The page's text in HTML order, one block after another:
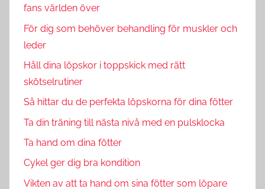
fans världen över
För dig som behöver behandling för muskler och
leder
Håll dina löpskor i toppskick med rätt
skötselrutiner
Så hittar du de perfekta löpskorna för dina fötter
Ta din träning till nästa nivå med en pulsklocka
Ta hand om dina fötter
Cykel ger dig bra kondition
Vikten av att ta hand om sina fötter som löpare